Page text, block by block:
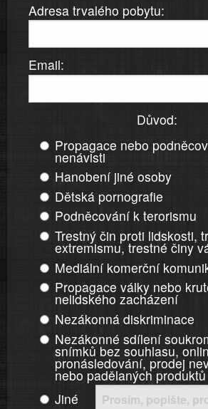
Adresa trvalého pobytu:
Email:
Důvod:
Propagace nebo
nenávisti
Hanobení jiné osoby
Dětská pornografie
Podněcování k terorismu
Trestný čin proti lidskosti,
extremismu, trestné činy
Mediální komerční
Propagace války nebo
nelidského zacházení
Nezákonná diskriminace
Nezákonné sdílení
snímků bez souhlasu,
pronásledování, prodej
nebo padělaných produktů
Jiné